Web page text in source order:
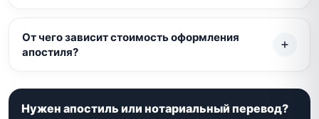
От чего зависит стоимость оформления
апостиля?
Нужен апостиль или нотариальный перевод?